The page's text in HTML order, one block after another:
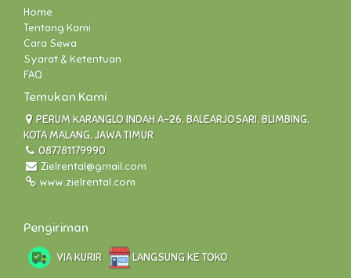
Home
Tentang Kami
Cara Sewa
Syarat & Ketentuan
FAQ
Temukan Kami
PERUM KARANGLO INDAH A-26, BALEARJOSARI, BLIMBING,
KOTA MALANG, JAWA TIMUR
087781179990
Zielrental@gmail.com
www.zielrental.com
Pengiriman
VIA KURIR LANGSUNG KE TOKO